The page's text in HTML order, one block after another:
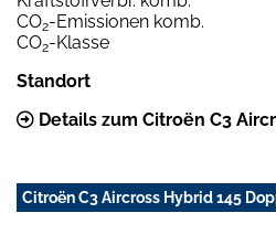
CO2-Emissionen komb.
CO2-Klasse
Standort
Details zum Citroën C3
Citroën C3 Aircross Hybrid 145